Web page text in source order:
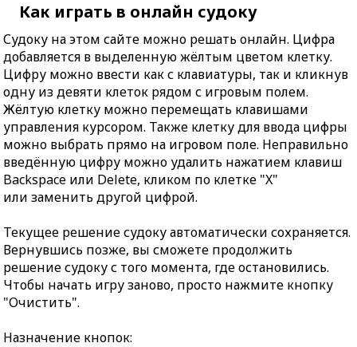
Как играть в онлайн судоку
Судоку на этом сайте можно решать онлайн. Цифра
добавляется в выделенную жёлтым цветом клетку.
Цифру можно ввести как с клавиатуры, так и кликнув
одну из девяти клеток рядом с игровым полем.
Жёлтую клетку можно перемещать клавишами
управления курсором. Также клетку для ввода цифры
можно выбрать прямо на игровом поле. Неправильно
введённую цифру можно удалить нажатием клавиш
Backspace или Delete, кликом по клетке "X"
или заменить другой цифрой.
Текущее решение судоку автоматически сохраняется.
Вернувшись позже, вы сможете продолжить
решение судоку с того момента, где остановились.
Чтобы начать игру заново, просто нажмите кнопку
"Очистить".
Назначение кнопок: